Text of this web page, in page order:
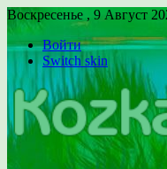
Воскресенье , 9 Август
Войти
Switch skin